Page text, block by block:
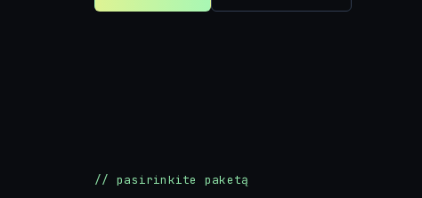
// pasirinkite paketą